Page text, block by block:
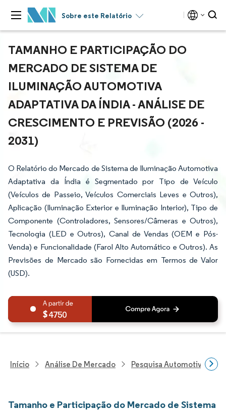
Sobre este Relatório
TAMANHO E PARTICIPAÇÃO DO
MERCADO DE SISTEMA DE
ILUMINAÇÃO AUTOMOTIVA
ADAPTATIVA DA ÍNDIA - ANÁLISE DE
CRESCIMENTO E PREVISÃO (2026 -
2031)
O Relatório do Mercado de Sistema de Iluminação Automotiva
Adaptativa da Índia é Segmentado por Tipo de Veículo
(Veículos de Passeio, Veículos Comerciais Leves e Outros),
Aplicação (Iluminação Exterior e Iluminação Interior), Tipo de
Componente (Controladores, Sensores/Câmeras e Outros),
Tecnologia (LED e Outros), Canal de Vendas (OEM e Pós-
Venda) e Funcionalidade (Farol Alto Automático e Outros). As
Previsões de Mercado são Fornecidas em Termos de Valor
(USD).
4750
Início Análise De Mercado Pesquisa Automotiva
Tamanho e Participação do Mercado de Sistema